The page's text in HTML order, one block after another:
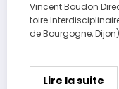
Vincent Boudon
toire
de Bourgogne,
Lire la suite